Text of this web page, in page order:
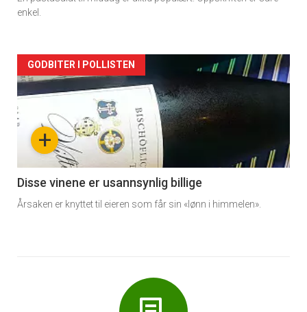
enkel.
Forsiden
akkurat
nå
6
+
GODBITER I POLLISTEN
Disse vinene er usannsynlig billige
Årsaken er knyttet til eieren som får sin «lønn i himmelen».